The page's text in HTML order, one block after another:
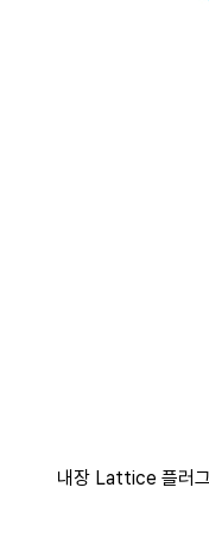
내장 Lattice 플러